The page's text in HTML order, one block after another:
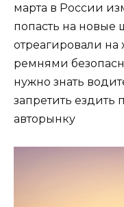
марта в России
попасть на
отреагировали на
ремнями
нужно знать
запретить ездить
авторынку